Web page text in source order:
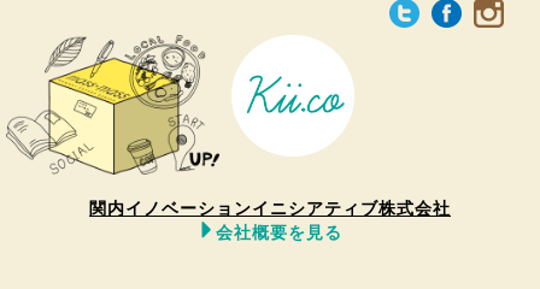
関内イノベーションイニシアティブ株式会社
会社概要を見る